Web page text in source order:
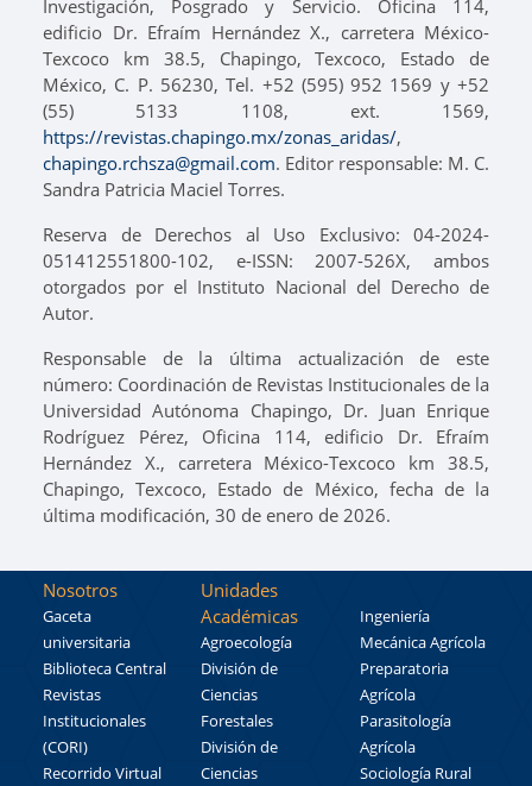
Investigación, Posgrado y Servicio. Oficina 114,
edificio Dr. Efraím Hernández X., carretera México-
Texcoco km 38.5, Chapingo, Texcoco, Estado de
México, C. P. 56230, Tel. +52 (595) 952 1569 y +52
(55) 5133 1108, ext. 1569,
https://revistas.chapingo.mx/zonas_aridas/,
chapingo.rchsza@gmail.com. Editor responsable: M. C.
Sandra Patricia Maciel Torres.
Reserva de Derechos al Uso Exclusivo: 04-2024-
051412551800-102, e-ISSN: 2007-526X, ambos
otorgados por el Instituto Nacional del Derecho de
Autor.
Responsable de la última actualización de este
número: Coordinación de Revistas Institucionales de la
Universidad Autónoma Chapingo, Dr. Juan Enrique
Rodríguez Pérez, Oficina 114, edificio Dr. Efraím
Hernández X., carretera México-Texcoco km 38.5,
Chapingo, Texcoco, Estado de México, fecha de la
última modificación, 30 de enero de 2026.
Nosotros
Gaceta
universitaria
Biblioteca Central
Revistas
Institucionales
(CORI)
Recorrido Virtual
Unidades
Académicas
Agroecología
División de
Ciencias
Forestales
División de
Ciencias
Ingeniería
Mecánica Agrícola
Preparatoria
Agrícola
Parasitología
Agrícola
Sociología Rural